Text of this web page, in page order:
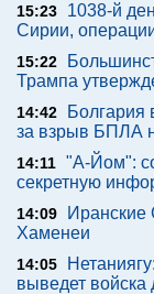
15:23
1038-й
Сирии,
15:22
Трампа
14:42
Болгария
за взрыв БПЛА
14:11 "А-Йом":
секретную
14:09
Хаменеи
14:05
выведет